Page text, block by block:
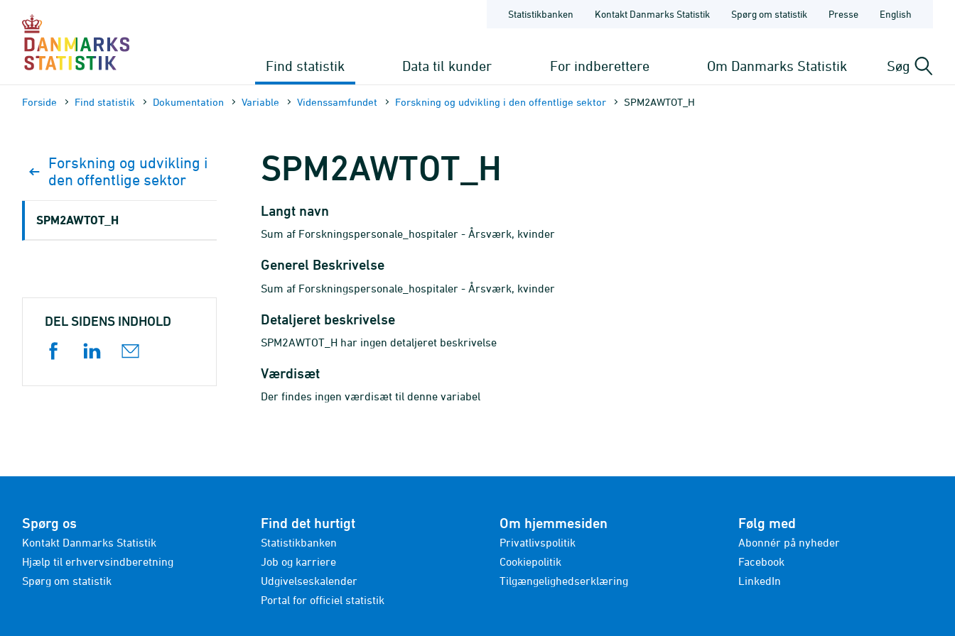
sidens
indhold
Statistikbanken Kontakt Danmarks Statistik Spørg om statistik Presse English
Find statistik Data til kunder For indberettere Om Danmarks Statistik Søg
Forside Find statistik Dokumen­tation Variable Videnssamfundet Forskning og udvikling i den offentlige sektor SPM2AWTOT_H
SPM2AWTOT_H
Langt navn
Sum af Forskningspersonale_hospitaler - Årsværk, kvinder
Generel Beskrivelse
Sum af Forskningspersonale_hospitaler - Årsværk, kvinder
Detaljeret beskrivelse
SPM2AWTOT_H har ingen detaljeret beskrivelse
Værdisæt
Der findes ingen værdisæt til denne variabel
Forskning og udvikling i
den offentlige sektor
SPM2AWTOT_H
DEL SIDENS INDHOLD
Spørg os
Kontakt Danmarks Statistik
Hjælp til erhvervsindberetning
Spørg om statistik
Find det hurtigt
Statistikbanken
Job og karriere
Udgivelseskalender
Portal for officiel statistik
Om hjemmesiden
Privatlivspolitik
Cookiepolitik
Tilgængelighedserklæring
Følg med
Abonnér på nyheder
Facebook
LinkedIn